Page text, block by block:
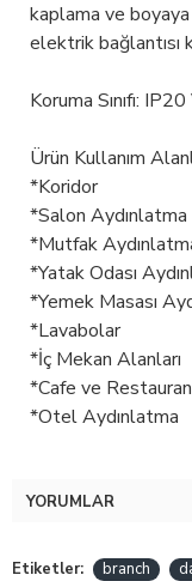
kaplama ve
elektrik bağlantısı
Koruma Sınıfı:
Ürün Kullanım
*Koridor
*Salon Aydınlatma
*Mutfak
*Yatak Odası
*Yemek Masası
*Lavabolar
*İç Mekan Alanları
*Cafe ve
*Otel Aydınlatma
YORUMLAR
Etiketler: branch